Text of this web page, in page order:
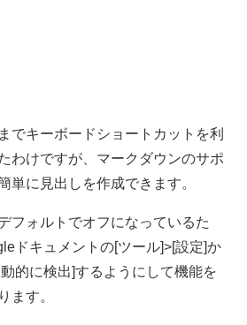
でキーボードショートカットを利
わけですが、マークダウンのサポ
単に見出しを作成できます。
フォルトでオフになっているた
ドキュメントの[ツール]>[設定]か
的に検出]するようにして機能を
ます。